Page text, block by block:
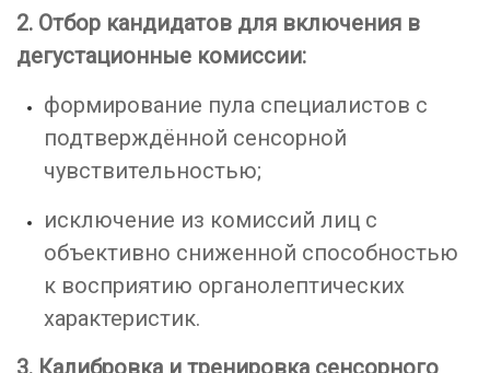
2. Отбор кандидатов для включения в
дегустационные комиссии:
формирование пула специалистов с
подтверждённой сенсорной
чувствительностью;
исключение из комиссий лиц с
объективно сниженной способностью
к восприятию органолептических
характеристик.
3. Калибровка и тренировка сенсорного